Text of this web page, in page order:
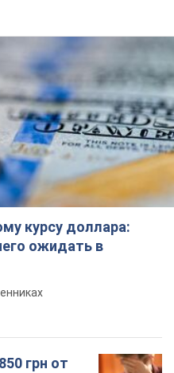
курсу доллара:
ожидать в
грн от